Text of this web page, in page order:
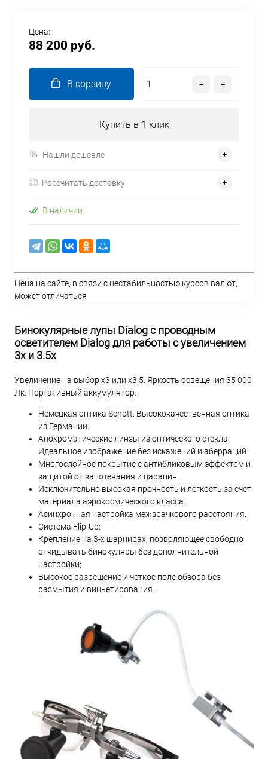
Цена:
88 200 руб.
В корзину
Купить в 1 клик
Нашли дешевле
Рассчитать доставку
В наличии
Цена на сайте, в связи с нестабильностью курсов валют,
может отличаться
Бинокулярные лупы Dialog c проводным
осветителем Dialog для работы с увеличением
3х и 3.5х
Увеличение на выбор x3 или x3.5. Яркость освещения 35 000
Лк. Портативный аккумулятор.
Немецкая оптика Schott. Высококачественная оптика
из Германии.
Апохроматические линзы из оптического стекла.
Идеальное изображение без искажений и аберраций.
Многослойное покрытие с антибликовым эффектом и
защитой от запотевания и царапин.
Исключительно высокая прочность и легкость за счет
материала аэрокосмического класса.
Асинхронная настройка межзрачкового расстояния.
Система Flip-Up;
Крепление на 3-х шарнирах, позволяющее свободно
откидывать бинокуляры без дополнительной
настройки;
Высокое разрешение и четкое поле обзора без
размытия и виньетирования.